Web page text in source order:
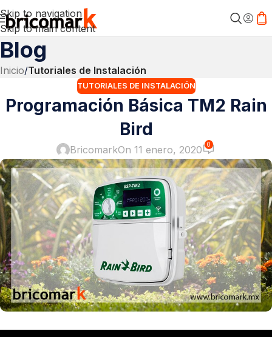
Skip to navigation
Skip to main content
Blog
Inicio/Tutoriales de Instalación
TUTORIALES DE INSTALACIÓN
Programación Básica TM2 Rain
Bird
BricomarkOn 11 enero, 2020 0